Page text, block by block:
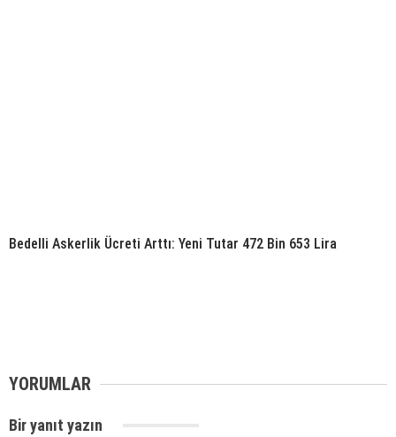
Bedelli Askerlik Ücreti Arttı: Yeni Tutar 472 Bin 653 Lira
YORUMLAR
Bir yanıt yazın